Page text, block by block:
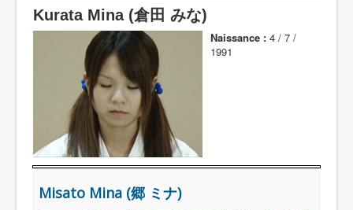
Accueil
Toku-Actrices
Toku-Critiques
Films
COSAA
Dessins
Artiste Asperger
Kurata Mina (倉田 みな)
Naissance : 4 / 7 /
1991
Misato Mina (郷 ミナ)